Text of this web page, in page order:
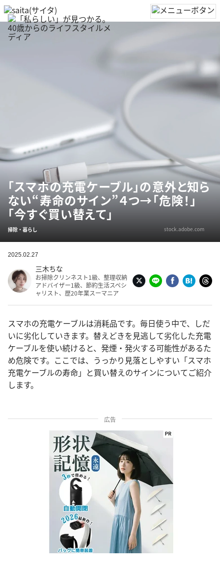
「スマホの充電ケーブル」の意外と知ら
ない“寿命のサイン”４つ→「危険！」
「今すぐ買い替えて」
掃除・暮らし stock.adobe.com
2025.02.27
三木ちな
お掃除クリンネスト1級、整理収納
アドバイザー1級、節約生活スペシ
ャリスト、歴20年業スーマニア
スマホの充電ケーブルは消耗品です。毎日使う中で、しだ
いに劣化していきます。替えどきを見逃して劣化した充電
ケーブルを使い続けると、発煙・発火する可能性があるた
め危険です。ここでは、うっかり見落としやすい「スマホ
充電ケーブルの寿命」と買い替えのサインについてご紹介
します。
広告